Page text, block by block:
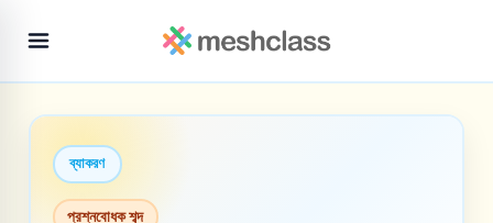
ব্যাকরণ
প্রশ্নবোধক শব্দ